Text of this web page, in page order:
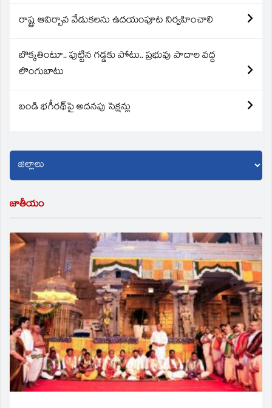
రాష్ట్ర ఆవిర్బావ వేడుకలను ఉదయంపూట నిర్వహించాలి
బొక్కతింటూ.. పుట్టిన గడ్డకు పోటు.. ప్రభువు పాదాల వద్ద
లొంగుబాటు
బండి భగీరథ్‌పై అదనపు సెక్షన్లు
జాతీయం